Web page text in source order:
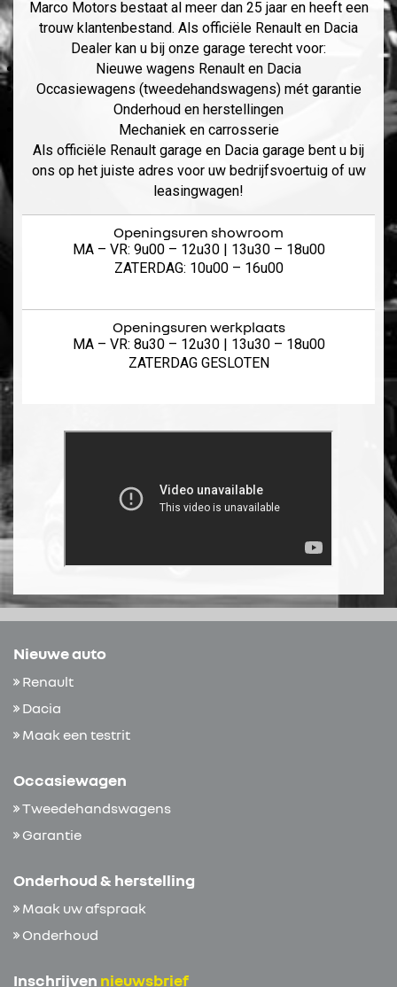
Marco Motors bestaat al meer dan 25 jaar en heeft een
trouw klantenbestand. Als officiële Renault en Dacia
Dealer kan u bij onze garage terecht voor:
Nieuwe wagens Renault en Dacia
Occasiewagens (tweedehandswagens) mét garantie
Onderhoud en herstellingen
Mechaniek en carrosserie
Als officiële Renault garage en Dacia garage bent u bij
ons op het juiste adres voor uw bedrijfsvoertuig of uw
leasingwagen!
Openingsuren showroom
MA – VR: 9u00 – 12u30 | 13u30 – 18u00
ZATERDAG: 10u00 – 16u00
Openingsuren werkplaats
MA – VR: 8u30 – 12u30 | 13u30 – 18u00
ZATERDAG GESLOTEN
Nieuwe auto
Renault
Dacia
Maak een testrit
Occasiewagen
Tweedehandswagens
Garantie
Onderhoud & herstelling
Maak uw afspraak
Onderhoud
Inschrijven nieuwsbrief